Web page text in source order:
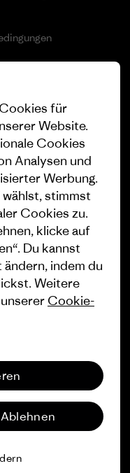
für
Website.
Cookies
Analysen und
Werbung.
wählst, stimmst
Cookies zu.
klicke auf
Du kannst
indem du
Weitere
Cookie-